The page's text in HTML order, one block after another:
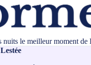
nuits le meilleur moment de